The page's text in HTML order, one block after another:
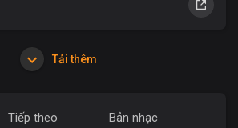
Tải thêm
Tiếp theo Bản nhạc